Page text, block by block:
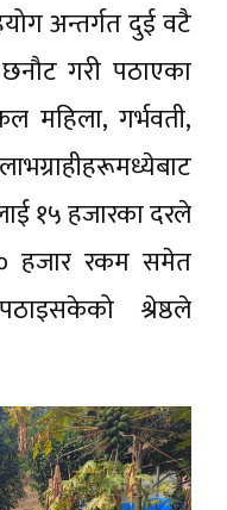
अन्तर्गत दुई वटै
गरी पठाएका
महिला, गर्भवती,
१५ हजारका दरले
हजार रकम समेत
श्रेष्ठले